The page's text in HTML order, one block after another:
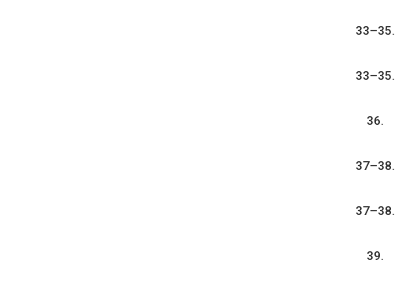
33–35.
33–35.
36.
37–38.
37–38.
39.